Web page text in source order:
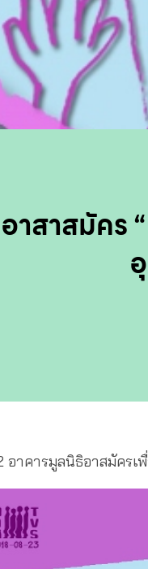
อาสาสมัคร
อาคารมูลนิธิอาสมัครเ